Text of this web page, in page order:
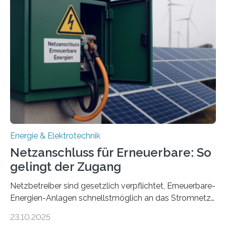
Entwicklung, Erprobung und Demonstration von
Konzepten zur langfristigen Energiespeicherung in
sektorübergreifend vernetzten Energiesystemen. Das
Projekt startete am 15. Oktober 2025, hat eine Laufzeit
von drei Jahren und ein Gesamtvolumen von rund 2,9
Millionen Euro, wovon 2,6 Millionen Euro durch das
Ministerium für Umwelt, Klima und…
Energie & Elektrotechnik
Netzanschluss für Erneuerbare: So
gelingt der Zugang
Netzbetreiber sind gesetzlich verpflichtet, Erneuerbare-
Energien-Anlagen schnellstmöglich an das Stromnetz
ermöglichen. Doch der dafür nötige Netzausbau hinkt
23.10.2025